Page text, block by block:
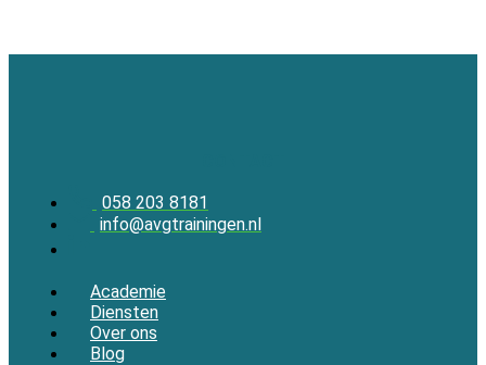
058 203 8181
info@avgtrainingen.nl
Academie
Diensten
Over ons
Blog